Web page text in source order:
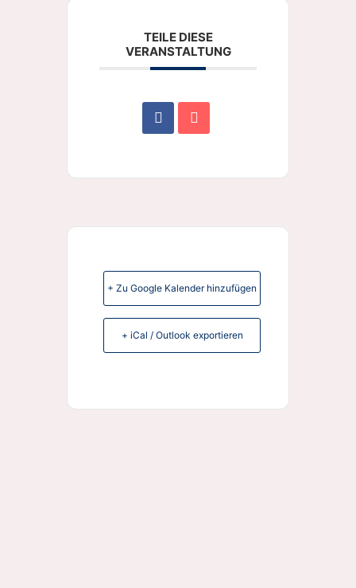
TEILE DIESE
VERANSTALTUNG
+ Zu Google Kalender hinzufügen
+ iCal / Outlook exportieren